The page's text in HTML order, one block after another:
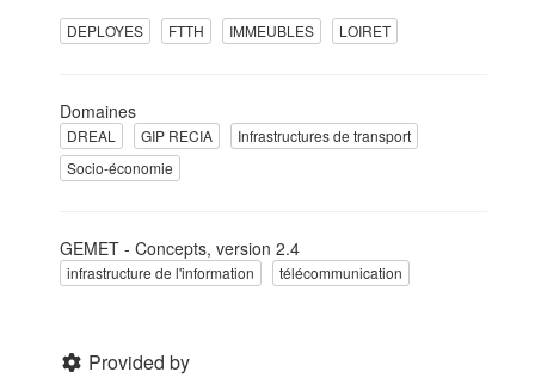
DEPLOYES FTTH IMMEUBLES LOIRET
Domaines
DREAL GIP RECIA
Infrastructures de transport
Socio-économie
GEMET - Concepts, version 2.4
infrastructure de l'information télécommunication
Provided by